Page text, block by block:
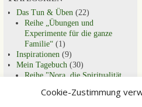
Cookie-Zustimmung
Das Tun & Üben(22)
Reihe „Übungen und
Experimente für die ganze
Familie“(1)
Inspirationen(9)
Mein Tagebuch(30)
Reihe "Nora, die Spiritualität
Schon entdeckt?(29)